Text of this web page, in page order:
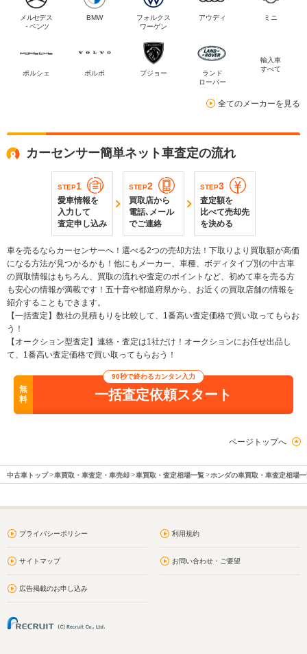
メルセデス
・ベンツ
BMW
フォルクス
ワーゲン
アウディ ミニ
ポルシェ ボルボ プジョー
ランド
ローバー
輸入車
すべて
全てのメーカーを見る
カーセンサー簡単ネット車査定の流れ
STEP1
愛車情報を
入力して
査定申し込み
STEP2
買取店から
電話､メール
でご連絡
STEP3
査定額を
比べて売却先
を決める
車を売るならカーセンサーへ！選べる2つの売却方法！下取りより買取額が高価
になる方法が見つかるかも！他にもメーカー、車種、ボディタイプ別の中古車
の買取情報はもちろん、買取の流れや査定のポイントなど、初めて車を売る方
も安心の情報が満載です！五十音や都道府県から、お近くの買取店舗の情報を
紹介することもできます。
【一括査定】数社の見積もりを比較して、1番高い査定価格で買い取ってもらお
う！
【オークション型査定】連絡・査定は1社だけ！オークションにお任せ出品し
て、1番高い査定価格で買い取ってもらおう！
無
料
90秒で終わるカンタン入力
一括査定依頼スタート
ページトップへ
中古車トップ 車買取・車査定・車売却 車買取・査定相場一覧 ホンダの車買取・車査定相場
プライバシーポリシー 利用規約
サイトマップ お問い合わせ・ご要望
広告掲載のお申し込み